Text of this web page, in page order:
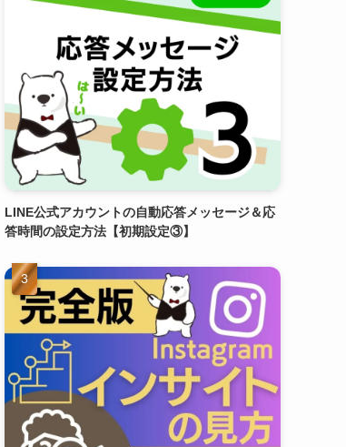
LINE公式アカウントの自動応答メッセージ＆応
答時間の設定方法【初期設定③】